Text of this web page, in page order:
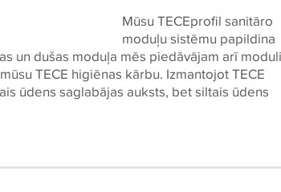
Mūsu TECEprofil sanitāro
moduļu sistēmu papildina
un dušas moduļa mēs piedāvājam arī moduli
TECE higiēnas kārbu. Izmantojot TECE
ūdens saglabājas auksts, bet siltais ūdens